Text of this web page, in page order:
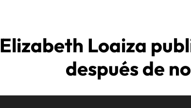
Elizabeth Loaiza
después de